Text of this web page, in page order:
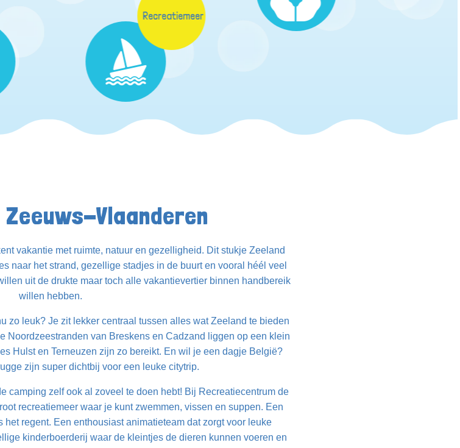
Recreatiemeer
Zeeuws-Vlaanderen
vakantie met ruimte, natuur en gezelligheid. Dit stukje Zeeland
naar het strand, gezellige stadjes in de buurt en vooral héél veel
uit de drukte maar toch alle vakantievertier binnen handbereik
willen hebben.
zo leuk? Je zit lekker centraal tussen alles wat Zeeland te bieden
Noordzeestranden van Breskens en Cadzand liggen op een klein
Hulst en Terneuzen zijn zo bereikt. En wil je een dagje België?
zijn super dichtbij voor een leuke citytrip.
camping zelf ook al zoveel te doen hebt! Bij Recreatiecentrum de
recreatiemeer waar je kunt zwemmen, vissen en suppen. Een
regent. Een enthousiast animatieteam dat zorgt voor leuke
kinderboerderij waar de kleintjes de dieren kunnen voeren en